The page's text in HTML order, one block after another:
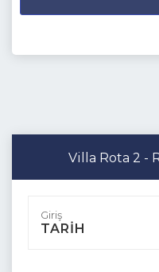
Villa Rota 2 -
TARİH